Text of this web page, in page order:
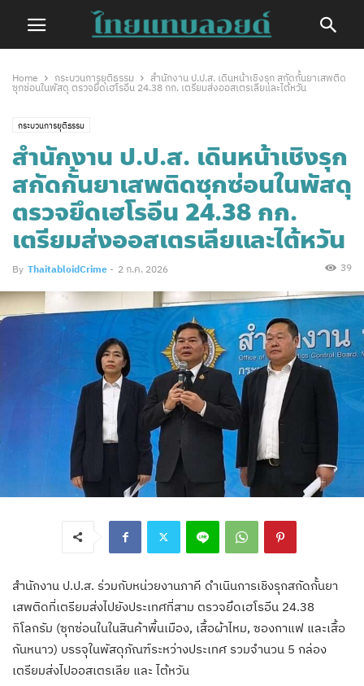
Home กระบวนการยุติธรรม
สำนักงาน ป.ป.ส. เดินหน้าเชิงรุก สกัดกั้นยาเสพติด
ซุกซ่อนในพัสดุ ตรวจยึดเฮโรอีน 24.38 กก. เตรียมส่งออสเตรเลียและไต้หวัน
กระบวนการยุติธรรม
สำนักงาน ป.ป.ส. เดินหน้าเชิงรุก
สกัดกั้นยาเสพติดซุกซ่อนในพัสดุ
ตรวจยึดเฮโรอีน 24.38 กก.
เตรียมส่งออสเตรเลียและไต้หวัน
By ThaitabloidCrime - 2 ก.ค. 2026 39
สำนักงาน ป.ป.ส. ร่วมกับหน่วยงานภาคี ดำเนินการเชิงรุกสกัดกั้นยา
เสพติดที่เตรียมส่งไปยังประเทศที่สาม ตรวจยึดเฮโรอีน 24.38
กิโลกรัม (ซุกซ่อนในในสินค้าพื้นเมือง, เสื้อผ้าไหม, ซองกาแฟ และเสื้อ
กันหนาว) บรรจุในพัสดุภัณฑ์ระหว่างประเทศ รวมจำนวน 5 กล่อง
เตรียมส่งไปออสเตรเลีย และ ไต้หวัน